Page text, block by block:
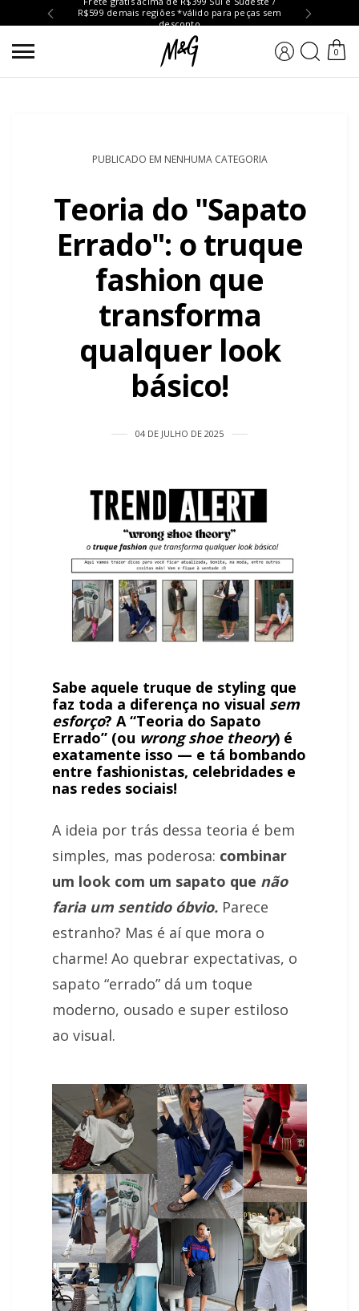
R$599 demais regiões *válido para peças sem
desconto
0
PUBLICADO EM NENHUMA CATEGORIA
Teoria do "Sapato
Errado": o truque
fashion que
transforma
qualquer look
básico!
04 DE JULHO DE 2025
Sabe aquele truque de styling que
faz toda a diferença no visual sem
esforço? A “Teoria do Sapato
Errado” (ou wrong shoe theory) é
exatamente isso — e tá bombando
entre fashionistas, celebridades e
nas redes sociais!
A ideia por trás dessa teoria é bem
simples, mas poderosa: combinar
um look com um sapato que não
faria um sentido óbvio. Parece
estranho? Mas é aí que mora o
charme! Ao quebrar expectativas, o
sapato “errado” dá um toque
moderno, ousado e super estiloso
ao visual.